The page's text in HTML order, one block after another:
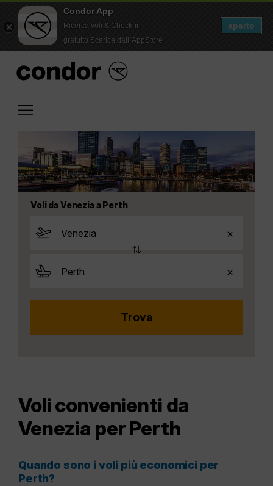
Condor App
Ricerca voli & Check-in
gratuito Scarica dall`AppStore
aperto
Voli da Venezia a Perth
Voli convenienti da
Venezia per Perth
Quando sono i voli più economici per
Perth?